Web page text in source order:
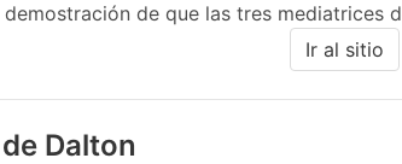
de que las tres mediatrices
Ir al sitio
Dalton